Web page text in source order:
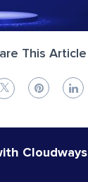
This Article
Cloudways